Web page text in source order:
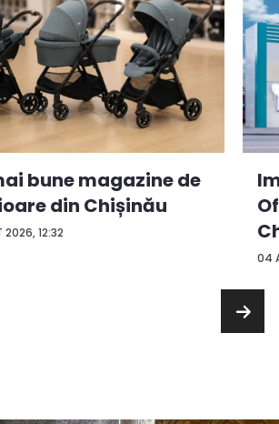
2026, 12:32
bune magazine de
din Chișinău
04